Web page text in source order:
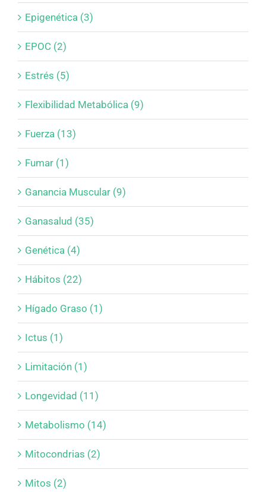
Epigenética (3)
EPOC (2)
Estrés (5)
Flexibilidad Metabólica (9)
Fuerza (13)
Fumar (1)
Ganancia Muscular (9)
Ganasalud (35)
Genética (4)
Hábitos (22)
Hígado Graso (1)
Ictus (1)
Limitación (1)
Longevidad (11)
Metabolismo (14)
Mitocondrias (2)
Mitos (2)